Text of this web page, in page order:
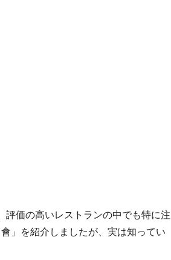
評価の高いレストランの中でも特に注
」を紹介しましたが、実は知ってい